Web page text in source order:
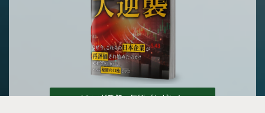
メルマガ登録で無料プレゼント »